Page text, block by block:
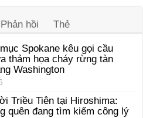
Phản hồi Thẻ
Spokane kêu gọi cầu
thảm họa cháy rừng tàn
Washington
Triều Tiên tại Hiroshima:
quên đang tìm kiếm công lý